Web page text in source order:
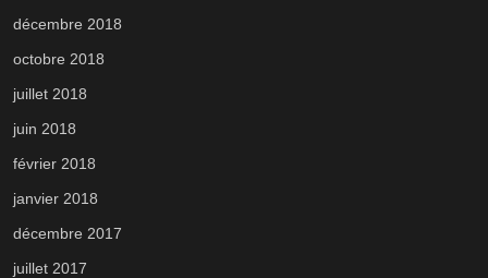
décembre 2018
octobre 2018
juillet 2018
juin 2018
février 2018
janvier 2018
décembre 2017
juillet 2017